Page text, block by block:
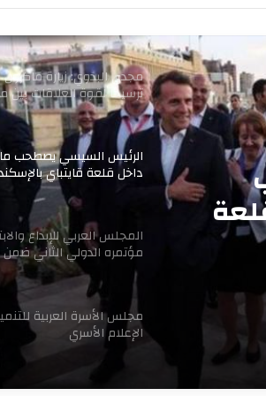
أول مدرسة لصناعة غذاء
مجدى البدوي: زيارة
ترسيخا لقوة العلاقات بين
الرئيس السيسي يصطحب
داخل قلعة قايتباي
المجلس العربي للإبداع
مؤتمره الدولي الثاني ضمن
16 عاما للتنمية المستدامة
مجلس الأسرة العربية
الإعلام الأسري